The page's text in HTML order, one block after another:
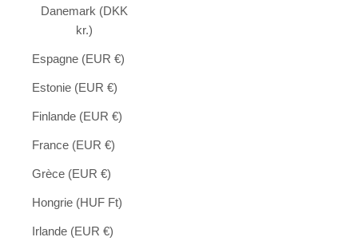
Danemark (DKK
kr.)
Espagne (EUR €)
Estonie (EUR €)
Finlande (EUR €)
France (EUR €)
Grèce (EUR €)
Hongrie (HUF Ft)
Irlande (EUR €)